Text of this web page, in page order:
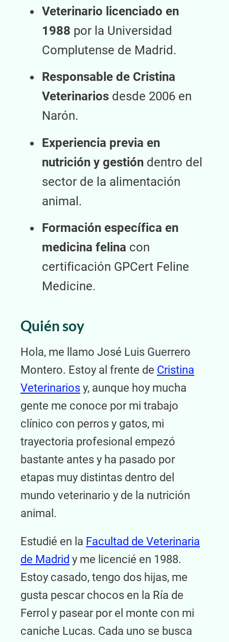
Veterinario licenciado en
1988 por la Universidad
Complutense de Madrid.
Responsable de Cristina
Veterinarios desde 2006 en
Narón.
Experiencia previa en
nutrición y gestión dentro del
sector de la alimentación
animal.
Formación específica en
medicina felina con
certificación GPCert Feline
Medicine.
Quién soy
Hola, me llamo José Luis Guerrero
Montero. Estoy al frente de Cristina
Veterinarios y, aunque hoy mucha
gente me conoce por mi trabajo
clínico con perros y gatos, mi
trayectoria profesional empezó
bastante antes y ha pasado por
etapas muy distintas dentro del
mundo veterinario y de la nutrición
animal.
Estudié en la Facultad de Veterinaria
de Madrid y me licencié en 1988.
Estoy casado, tengo dos hijas, me
gusta pescar chocos en la Ría de
Ferrol y pasear por el monte con mi
caniche Lucas. Cada uno se busca